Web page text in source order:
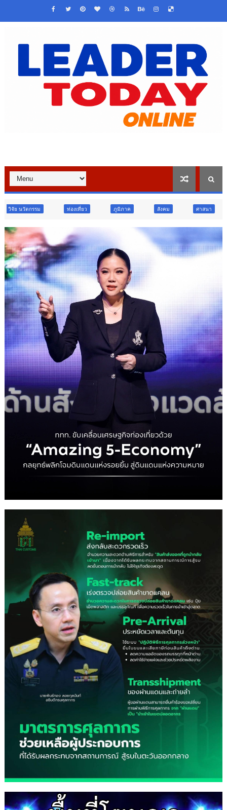
ท่องเที่ยว ภูมิภาค สังคม ศาสนา การศึกษา